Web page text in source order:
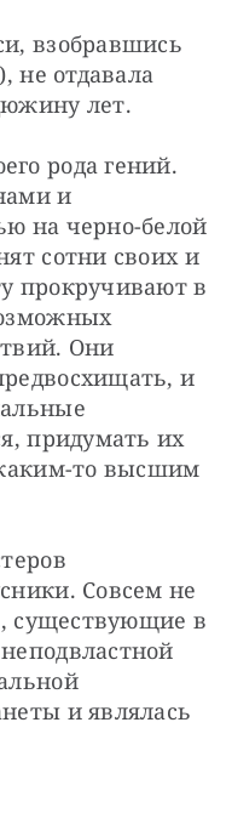
взобравшись
не отдавала
лет.
рода гений.
и
на черно-белой
сотни своих и
прокручивают в
Они
и
придумать их
то высшим
Совсем не
существующие в
и являлась